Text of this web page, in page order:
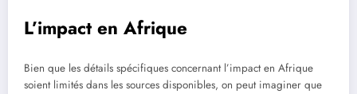
L’impact en Afrique
Bien que les détails spécifiques concernant l’impact en Afrique
soient limités dans les sources disponibles, on peut imaginer que